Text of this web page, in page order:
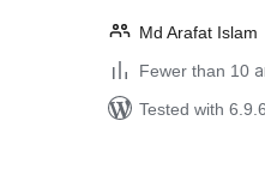
Md Arafat Islam
Fewer than 10
Tested with 6.9.6